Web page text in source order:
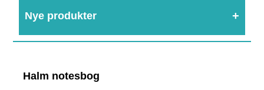
Nye produkter
Halm notesbog